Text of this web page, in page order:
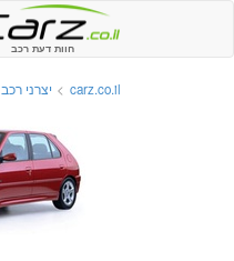
חוות דעת רכב
carz.co.il
> יצרני רכב